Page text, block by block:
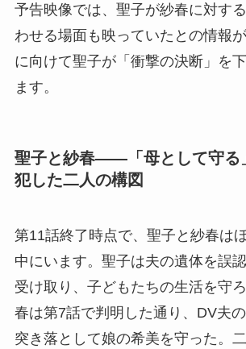
予告映像では、聖子が紗春に対す
わせる場面も映っていたとの情報
に向けて聖子が「衝撃の決断」を
ます。
聖子と紗春――「母として守る
犯した二人の構図
第11話終了時点で、聖子と紗春は
中にいます。聖子は夫の遺体を誤
受け取り、子どもたちの生活を守
春は第7話で判明した通り、DV夫
突き落として娘の希美を守った。